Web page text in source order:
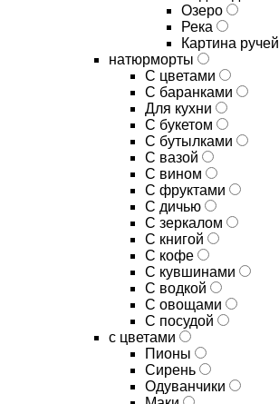
Озеро
Река
Картина ручей
натюрморты
С цветами
С баранками
Для кухни
C букетом
C бутылками
C вазой
C вином
C фруктами
C дичью
C зеркалом
C книгой
C кофе
C кувшинами
C водкой
C овощами
C посудой
с цветами
Пионы
Сирень
Одуванчики